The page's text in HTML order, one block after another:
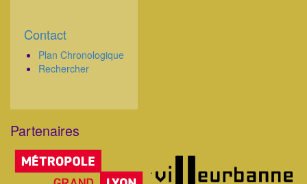
Corps
Contact
Plan Chronologique
Rechercher
Partenaires
Corps
.